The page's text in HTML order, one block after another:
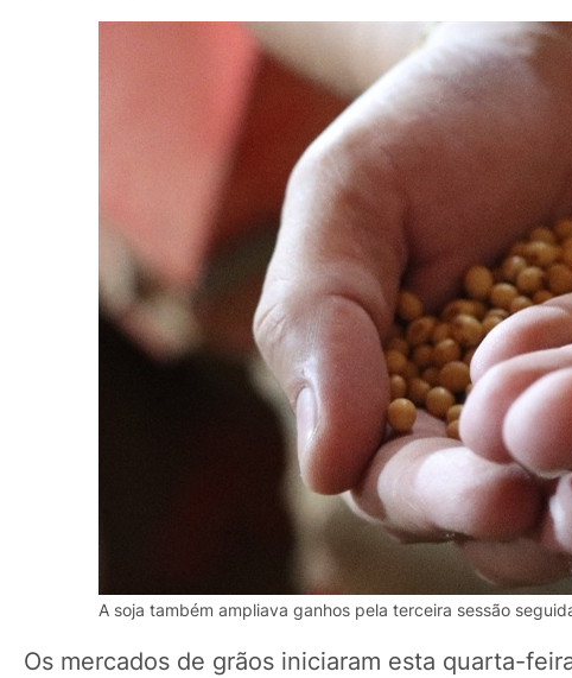
A soja também ampliava ganhos pela terceira sessão
Os mercados de grãos iniciaram esta quarta-